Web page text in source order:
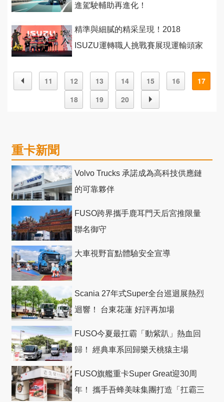
進駕駛輔助再進化！
精準與細膩的精采呈現！2018
ISUZU運轉職人挑戰賽展現運輸頭家
11 12 13 14 15 16
17
18
19 20
重卡新聞
Volvo Trucks 承諾成為高科技供應鏈
的可靠夥伴
FUSO跨界攜手鹿耳門天后宮推限量
聯名御守
大車視野盲點體驗安全宣導
Scania 27年式Super全台巡迴展熱烈
迴響！ 台東花蓮 好評再加場
FUSO今夏最扛霸「動紫趴」熱血回
歸！ 經典車系回歸樂天桃猿主場
FUSO旗艦重卡Super Great迎30周
年！ 攜手吾蜂美味集團打造「扛霸三